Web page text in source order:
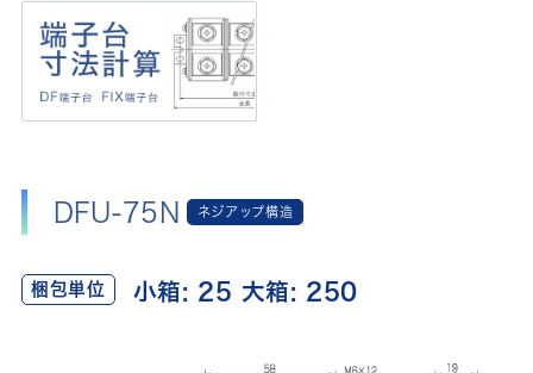
DFU-75N ネジアップ構造
梱包単位 小箱: 25 大箱: 250